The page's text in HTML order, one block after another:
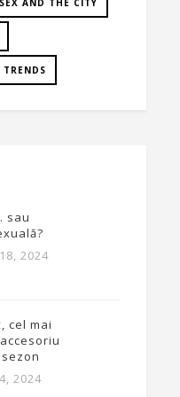
sau
2024
cel mai
2024